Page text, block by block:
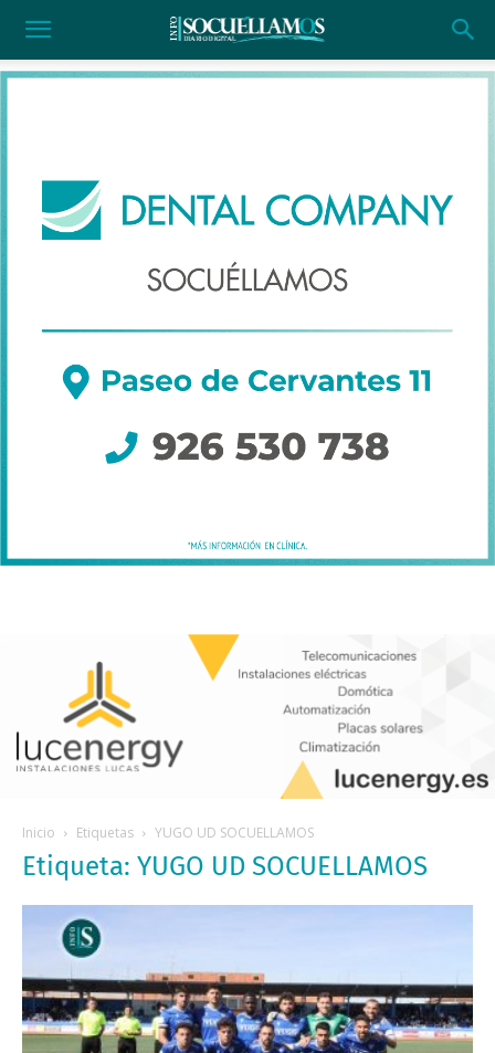
Inicio Etiquetas YUGO UD SOCUELLAMOS
Etiqueta: YUGO UD SOCUELLAMOS